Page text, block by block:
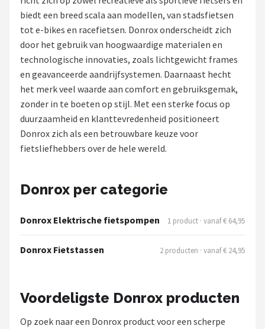
Kinderfietsen
Stadsfietsen
Elektrische fietsen
Shop
POPULAIRE MERKEN
AXA
biedt een breed scala aan modellen, van stadsfietsen
tot e-bikes en racefietsen. Donrox onderscheidt zich
door het gebruik van hoogwaardige materialen en
technologische innovaties, zoals lichtgewicht frames
en geavanceerde aandrijfsystemen. Daarnaast hecht
het merk veel waarde aan comfort en gebruiksgemak,
zonder in te boeten op stijl. Met een sterke focus op
duurzaamheid en klanttevredenheid positioneert
Donrox zich als een betrouwbare keuze voor
fietsliefhebbers over de hele wereld.
Donrox per categorie
Donrox Elektrische fietspompen 1 product · vanaf € 64,95
Donrox Fietstassen 2 producten · vanaf € 24,95
Voordeligste Donrox producten
Op zoek naar een Donrox product voor een scherpe